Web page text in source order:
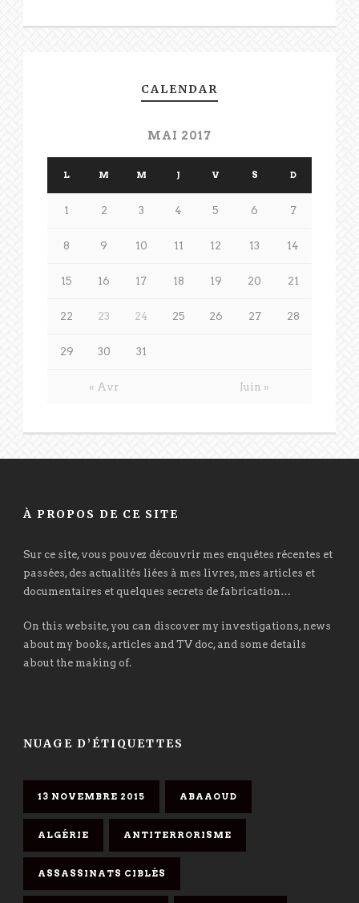
CALENDAR
MAI 2017
L M M J V S D
« Avr Juin »
1 2 3 4 5 6 7
8 9 10 11 12 13 14
15 16 17 18 19 20 21
22 23 24 25 26 27 28
29 30 31
À PROPOS DE CE SITE
Sur ce site, vous pouvez découvrir mes enquêtes récentes et
passées, des actualités liées à mes livres, mes articles et
documentaires et quelques secrets de fabrication…
On this website, you can discover my investigations, news
about my books, articles and TV doc, and some details
about the making of.
NUAGE D’ÉTIQUETTES
13 NOVEMBRE 2015 ABAAOUD
ALGÉRIE ANTITERRORISME
ASSASSINATS CIBLÉS